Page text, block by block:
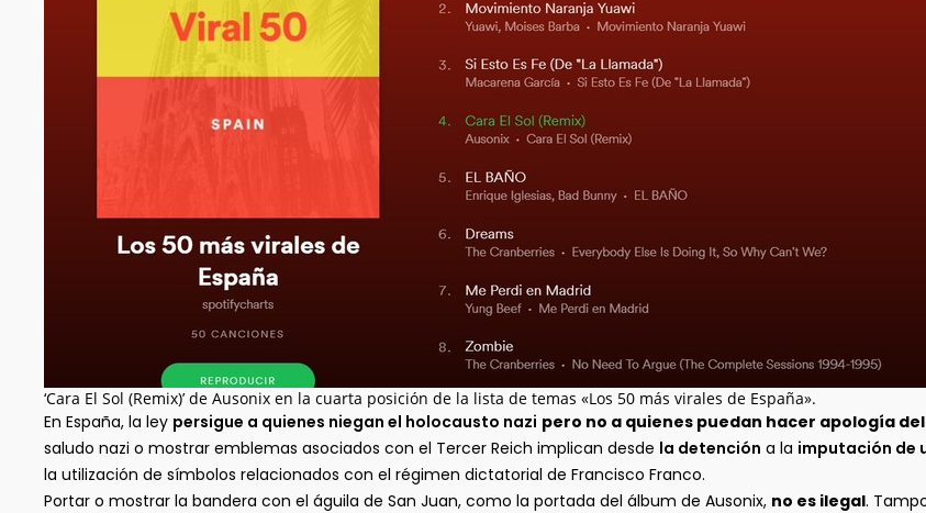
‘Cara El Sol (Remix)’ de Ausonix en la cuarta posición de la lista de temas «Los 50 más virales de España».
En España, la ley persigue a quienes niegan el holocausto nazi pero no a quienes puedan hacer apología
saludo nazi o mostrar emblemas asociados con el Tercer Reich implican desde la detención a la imputación de
la utilización de símbolos relacionados con el régimen dictatorial de Francisco Franco.
Portar o mostrar la bandera con el águila de San Juan, como la portada del álbum de Ausonix, no es ilegal.